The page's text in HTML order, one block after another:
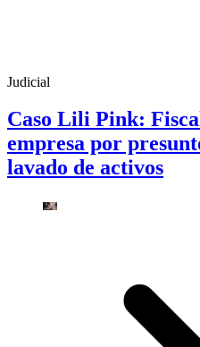
Judicial
Caso Lili Pink:
empresa por
lavado de activos